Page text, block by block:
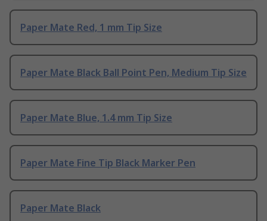
Paper Mate Red, 1 mm Tip Size
Paper Mate Black Ball Point Pen, Medium Tip Size
Paper Mate Blue, 1.4 mm Tip Size
Paper Mate Fine Tip Black Marker Pen
Paper Mate Black